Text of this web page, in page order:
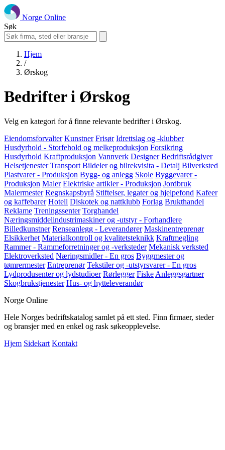
Norge Online
Søk
Hjem
/
Ørskog
Bedrifter i Ørskog
Velg en kategori for å finne relevante bedrifter i Ørskog.
Eiendomsforvalter Kunstner Frisør Idrettslag og -klubber
Husdyrhold - Storfehold og melkeproduksjon Forsikring
Husdyrhold Kraftproduksjon Vannverk Designer Bedriftsrådgiver
Helsetjenester Transport Bildeler og bilrekvisita - Detalj Bilverksted
Plastvarer - Produksjon Bygg- og anlegg Skole Byggevarer -
Produksjon Maler Elektriske artikler - Produksjon Jordbruk
Malermester Regnskapsbyrå Stiftelser, legater og hjelpefond Kafeer
og kaffebarer Hotell Diskotek og nattklubb Forlag Brukthandel
Reklame Treningssenter Torghandel
Næringsmiddelindustrimaskiner og -utstyr - Forhandlere
Billedkunstner Renseanlegg - Leverandører Maskinentreprenør
Elsikkerhet Materialkontroll og kvalitetsteknikk Kraftmegling
Rammer - Rammeforretninger og -verksteder Mekanisk verksted
Elektroverksted Næringsmidler - En gros Byggmester og
tømrermester Entreprenør Tekstiler og -utstyrsvarer - En gros
Lydprodusenter og lydstudioer Rørlegger Fiske Anleggsgartner
Skogbrukstjenester Hus- og hytteleverandør
Norge Online
Hele Norges bedriftskatalog samlet på ett sted. Finn firmaer, steder
og bransjer med en enkel og rask søkeopplevelse.
Hjem Sidekart Kontakt